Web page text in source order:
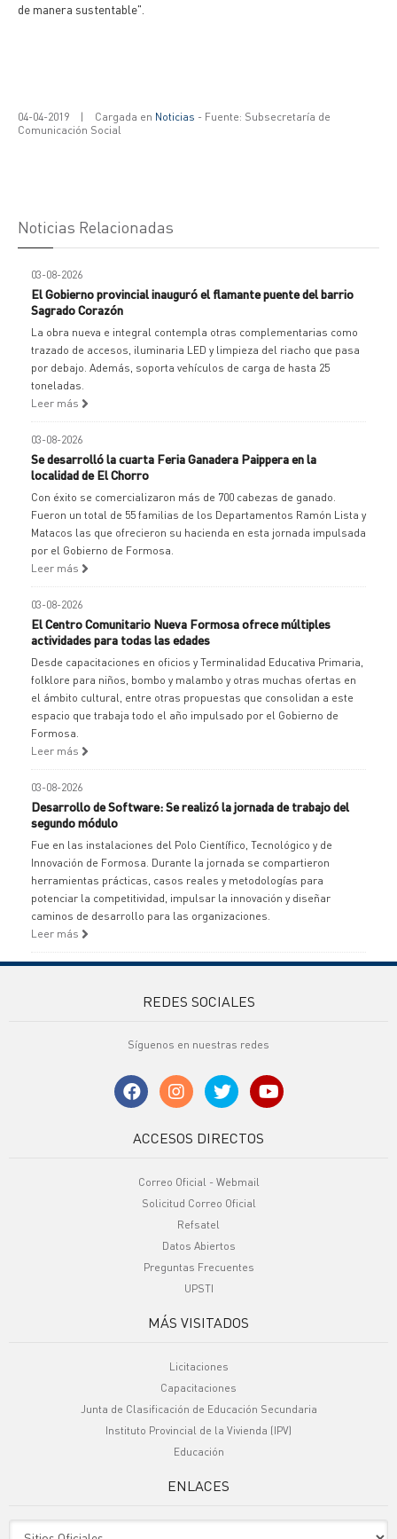
de manera sustentable".
04-04-2019 | Cargada en Noticias - Fuente: Subsecretaría de
Comunicación Social
Noticias Relacionadas
03-08-2026
El Gobierno provincial inauguró el flamante puente del barrio
Sagrado Corazón
La obra nueva e integral contempla otras complementarias como
trazado de accesos, iluminaria LED y limpieza del riacho que pasa
por debajo. Además, soporta vehículos de carga de hasta 25
toneladas.
Leer más
03-08-2026
Se desarrolló la cuarta Feria Ganadera Paippera en la
localidad de El Chorro
Con éxito se comercializaron más de 700 cabezas de ganado.
Fueron un total de 55 familias de los Departamentos Ramón Lista y
Matacos las que ofrecieron su hacienda en esta jornada impulsada
por el Gobierno de Formosa.
Leer más
03-08-2026
El Centro Comunitario Nueva Formosa ofrece múltiples
actividades para todas las edades
Desde capacitaciones en oficios y Terminalidad Educativa Primaria,
folklore para niños, bombo y malambo y otras muchas ofertas en
el ámbito cultural, entre otras propuestas que consolidan a este
espacio que trabaja todo el año impulsado por el Gobierno de
Formosa.
Leer más
03-08-2026
Desarrollo de Software: Se realizó la jornada de trabajo del
segundo módulo
Fue en las instalaciones del Polo Científico, Tecnológico y de
Innovación de Formosa. Durante la jornada se compartieron
herramientas prácticas, casos reales y metodologías para
potenciar la competitividad, impulsar la innovación y diseñar
caminos de desarrollo para las organizaciones.
Leer más
REDES SOCIALES
Síguenos en nuestras redes
ACCESOS DIRECTOS
Correo Oficial - Webmail
Solicitud Correo Oficial
Refsatel
Datos Abiertos
Preguntas Frecuentes
UPSTI
MÁS VISITADOS
Licitaciones
Capacitaciones
Junta de Clasificación de Educación Secundaria
Instituto Provincial de la Vivienda (IPV)
Educación
ENLACES